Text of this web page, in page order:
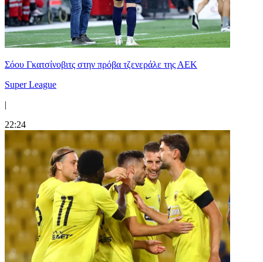
Σόου Γκατσίνοβιτς στην πρόβα τζενεράλε της ΑΕΚ
Super League
|
22:24